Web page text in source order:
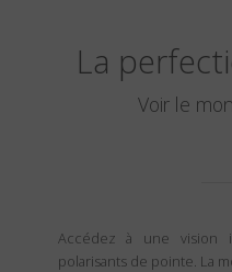
La
Voir le
Accédez à une vision
polarisants de pointe. La